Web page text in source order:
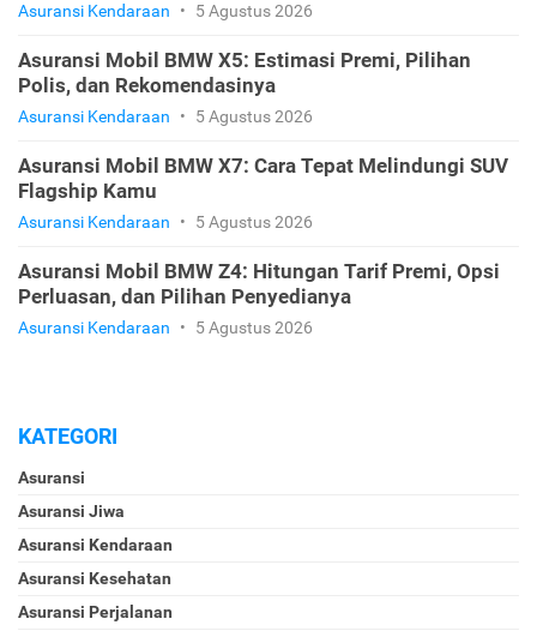
Asuransi Kendaraan • 5 Agustus 2026
Asuransi Mobil BMW X5: Estimasi Premi, Pilihan
Polis, dan Rekomendasinya
Asuransi Kendaraan • 5 Agustus 2026
Asuransi Mobil BMW X7: Cara Tepat Melindungi SUV
Flagship Kamu
Asuransi Kendaraan • 5 Agustus 2026
Asuransi Mobil BMW Z4: Hitungan Tarif Premi, Opsi
Perluasan, dan Pilihan Penyedianya
Asuransi Kendaraan • 5 Agustus 2026
KATEGORI
Asuransi
Asuransi Jiwa
Asuransi Kendaraan
Asuransi Kesehatan
Asuransi Perjalanan